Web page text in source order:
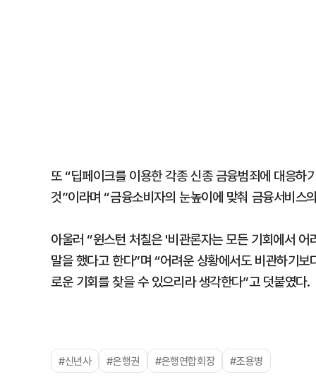
또 “딥페이크를 이용한 각종 신종 금융범죄에 대응
것”이라며 “금융소비자의 눈높이에 맞춰 금융서비스
아울러 “윈스턴 처칠은 '비관론자는 모든 기회에서
말을 했다고 한다”며 “어려운 상황에서도 비관하기
로운 기회를 찾을 수 있으리라 생각한다”고 덧붙였다.
#신년사 #은행권 #은행연합회장 #조용병